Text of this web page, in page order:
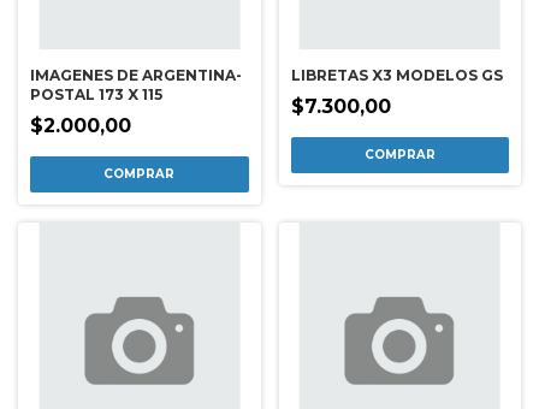
IMAGENES DE ARGENTINA-
POSTAL 173 X 115
$2.000,00
LIBRETAS X3 MODELOS GS
$7.300,00